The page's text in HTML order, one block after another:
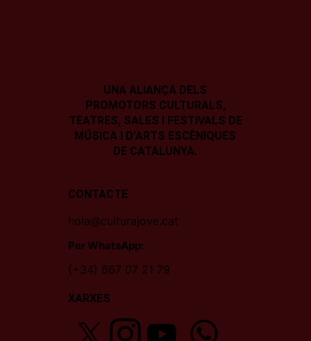
UNA ALIANÇA DELS
PROMOTORS CULTURALS,
TEATRES, SALES I FESTIVALS DE
MÚSICA I D’ARTS ESCÈNIQUES
DE CATALUNYA.
CONTACTE
hola@culturajove.cat
Per WhatsApp:
(+34) 667 07 21 79
XARXES